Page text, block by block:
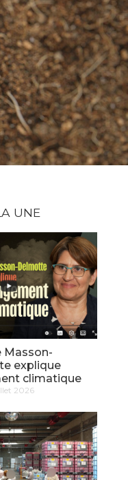
UNE
Masson-
explique
climatique
2026